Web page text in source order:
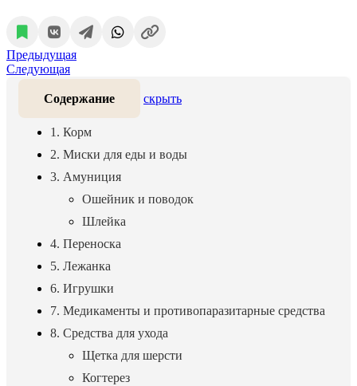
Предыдущая
Следующая
Содержание скрыть
1. Корм
2. Миски для еды и воды
3. Амуниция
Ошейник и поводок
Шлейка
4. Переноска
5. Лежанка
6. Игрушки
7. Медикаменты и противопаразитарные средства
8. Средства для ухода
Щетка для шерсти
Когтерез